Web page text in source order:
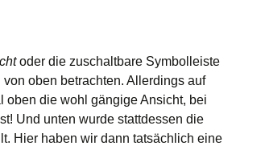
Kreis
Folge mir!
Radiergummi
Skalieren
Maßangaben
Stile
Schatten
SketchUcation
Google
Favoriten Bezier & Co.
Follow me…
Kreis(bogen)
Gehen
Umschauen
oder die zuschaltbare Symbolleiste
oben betrachten. Allerdings auf
oben die wohl gängige Ansicht, bei
Und unten wurde stattdessen die
Hier haben wir dann tatsächlich eine